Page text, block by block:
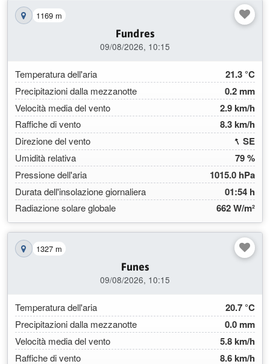
Mostra la stazione sulla mappa
1169 m
Fundres
09/08/2026, 10:15
Temperatura dell'aria 21.3 °C
Precipitazioni dalla mezzanotte 0.2 mm
Velocità media del vento 2.9 km/h
Raffiche di vento 8.3 km/h
Direzione del vento SE
Umidità relativa
79 %
Pressione dell'aria 1015.0 hPa
Durata dell'insolazione giornaliera 01:54 h
Radiazione solare globale 662 W/m²
Mostra la stazione sulla mappa
1327 m
Funes
09/08/2026, 10:15
Temperatura dell'aria 20.7 °C
Precipitazioni dalla mezzanotte 0.0 mm
Velocità media del vento 5.8 km/h
Raffiche di vento 8.6 km/h